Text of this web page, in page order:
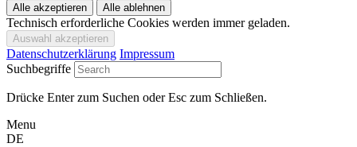
Technisch erforderliche Cookies werden immer geladen.
Datenschutzerklärung Impressum
Suchbegriffe
Drücke Enter zum Suchen oder Esc zum Schließen.
Menu
DE